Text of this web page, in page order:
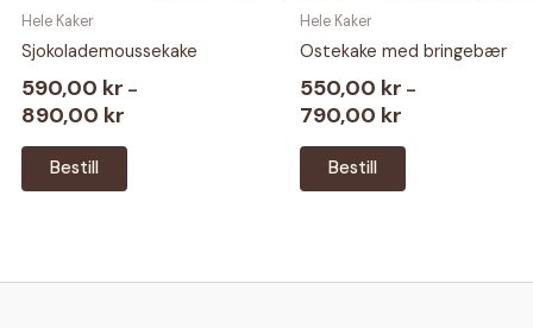
Hele Kaker
Sjokolademoussekake
590,00 kr –
890,00 krPrisområde:
til
Bestill
Dette
Hele Kaker
Ostekake med bringebær
550,00 kr –
790,00 krPrisområde:
til
Bestill
Dette